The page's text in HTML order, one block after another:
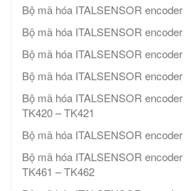
Bộ mã hóa ITALSENSOR
Bộ mã hóa ITALSENSOR
Bộ mã hóa ITALSENSOR
Bộ mã hóa ITALSENSOR
Bộ mã hóa ITALSENSOR
TK420 – TK421
Bộ mã hóa ITALSENSOR
Bộ mã hóa ITALSENSOR
TK461 – TK462